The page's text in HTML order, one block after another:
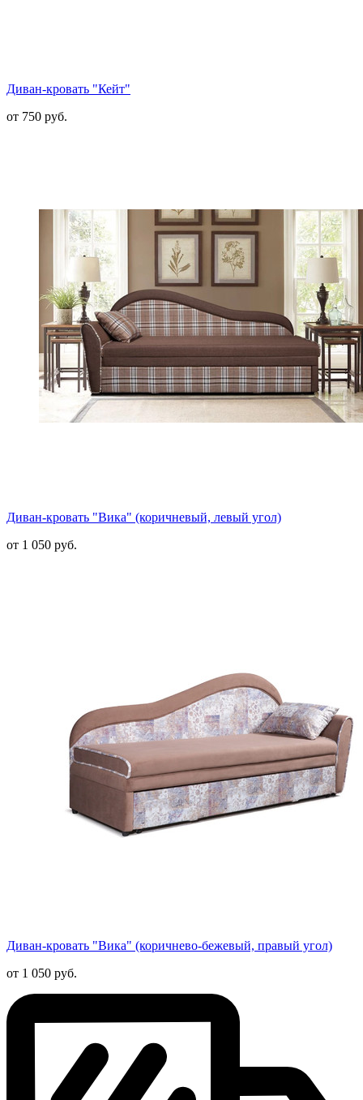
Диван-кровать "Кейт"
от 750 руб.
Диван-кровать "Вика" (коричневый, левый угол)
от 1 050 руб.
Диван-кровать "Вика" (коричнево-бежевый, правый угол)
от 1 050 руб.